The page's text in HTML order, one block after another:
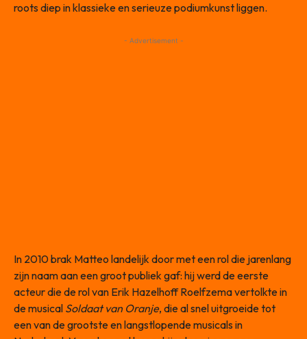
roots diep in klassieke en serieuze podiumkunst liggen.
- Advertisement -
In 2010 brak Matteo landelijk door met een rol die jarenlang
zijn naam aan een groot publiek gaf: hij werd de eerste
acteur die de rol van Erik Hazelhoff Roelfzema vertolkte in
de musical Soldaat van Oranje, die al snel uitgroeide tot
een van de grootste en langstlopende musicals in